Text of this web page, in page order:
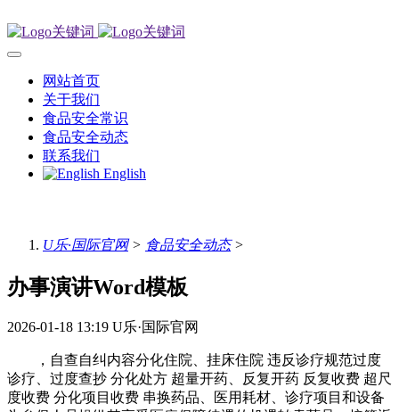
网站首页
关于我们
食品安全常识
食品安全动态
联系我们
English
U乐·国际官网> 食品安全动态>
办事演讲Word模板
2026-01-18 13:19 U乐·国际官网
，自查自纠内容分化住院、挂床住院 违反诊疗规范过度
诊疗、过度查抄 分化处方 超量开药、反复开药 反复收费 超尺
度收费 分化项目收费 串换药品、医用耗材、诊疗项目和设备